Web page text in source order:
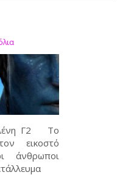
Γ2 Το
εικοστό
άνθρωποι